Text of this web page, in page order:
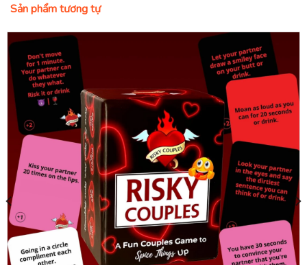
Sản phẩm tương tự